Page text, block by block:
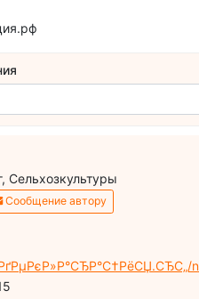
Сельхозкультуры
Сообщение автору